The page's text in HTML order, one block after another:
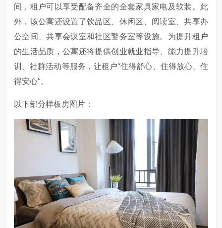
间，租户可以享受配备齐全的全套家具家电及软装。此
外，该公寓还设置了饮品区、休闲区、阅读室、共享办
公空间、共享会议室和社区警务室等设施。为提升租户
的生活品质，公寓还将提供创业就业指导、能力提升培
训、社群活动等服务，让租户“住得舒心、住得放心、住
得安心”。
以下部分样板房图片：